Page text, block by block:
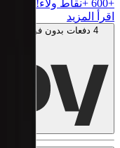
+
600 +نقاط ولاء!
اقرأ المزيد
4 دفعات بدون فوائد بقيمة